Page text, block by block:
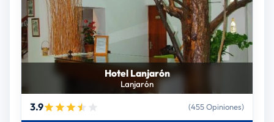
Hotel Lanjarón
Lanjarón
3.9 (455 Opiniones)